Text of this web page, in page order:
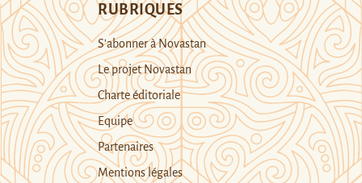
RUBRIQUES
S’abonner à Novastan
Le projet Novastan
Charte éditoriale
Equipe
Partenaires
Mentions légales